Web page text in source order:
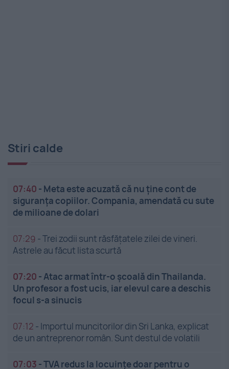
Stiri calde
07:40 - Meta este acuzată că nu ține cont de
siguranța copiilor. Compania, amendată cu sute
de milioane de dolari
07:29 -Trei zodii sunt răsfățatele zilei de vineri.
Astrele au făcut lista scurtă
07:20 -Atac armat într-o școală din Thailanda.
Un profesor a fost ucis, iar elevul care a deschis
focul s-a sinucis
07:12 - Importul muncitorilor din Sri Lanka, explicat
de un antreprenor român. Sunt destul de volatili
07:03 -TVA redus la locuințe doar pentru o